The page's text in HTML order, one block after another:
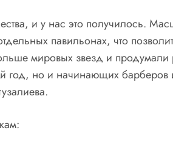
и у нас это получилось.
павильонах, что
мировых звезд и
год, но и начинающих барберов